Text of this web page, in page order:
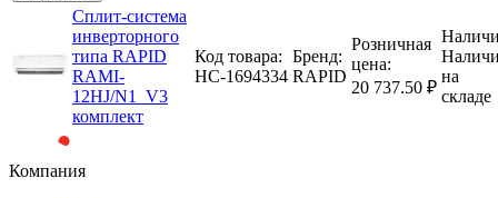
Сплит-система
инверторного
типа RAPID
RAMI-
12HJ/N1_V3
комплект
Код товара:
НС-1694334
Бренд:
RAPID
Розничная
цена:
20 737.50 ₽
на
складе
Компания